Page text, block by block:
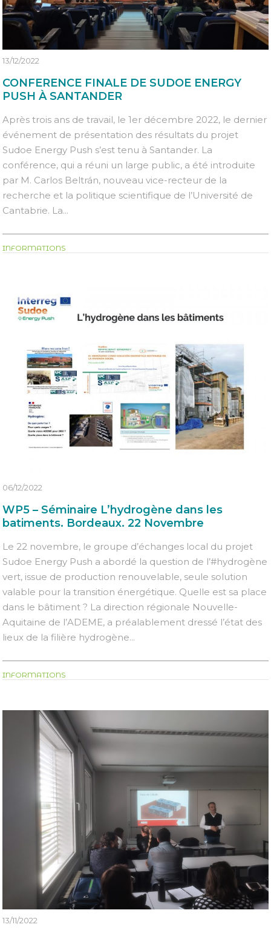
13/12/2022
CONFERENCE FINALE DE SUDOE ENERGY
PUSH À SANTANDER
Après trois ans de travail, le 1er décembre 2022, le dernier
événement de présentation des résultats du projet
Sudoe Energy Push s’est tenu à Santander. La
conférence, qui a réuni un large public, a été introduite
par M. Carlos Beltrán, nouveau vice-recteur de la
recherche et la politique scientifique de l’Université de
Cantabrie. La...
INFORMATIONS
06/12/2022
WP5 – Séminaire L’hydrogène dans les
batiments. Bordeaux. 22 Novembre
Le 22 novembre, le groupe d’échanges local du projet
Sudoe Energy Push a abordé la question de l’#hydrogène
vert, issue de production renouvelable, seule solution
valable pour la transition énergétique. Quelle est sa place
dans le bâtiment ? La direction régionale Nouvelle-
Aquitaine de l’ADEME, a préalablement dressé l’état des
lieux de la filière hydrogène...
INFORMATIONS
13/11/2022